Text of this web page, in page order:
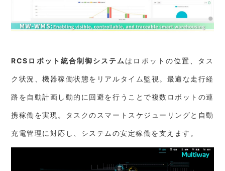
RCSロボット統合制御システム はロボットの位置、タス
ク状況、機器稼働状態をリアルタイム監視。最適な走行経
路を自動計画し動的に回避を行うことで複数ロボットの連
携稼働を実現。タスクのスマートスケジューリングと自動
充電管理に対応し、システムの安定稼働を支えます。